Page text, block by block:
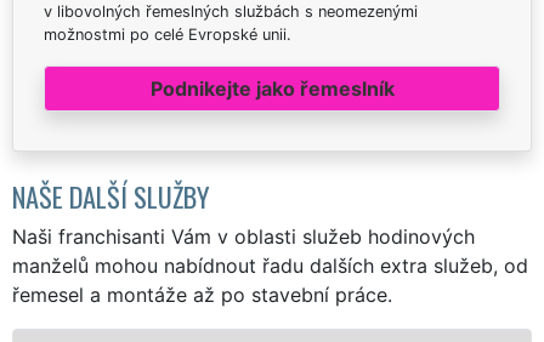
v libovolných řemeslných službách s neomezenými
možnostmi po celé Evropské unii.
Podnikejte jako řemeslník
NAŠE DALŠÍ SLUŽBY
Naši franchisanti Vám v oblasti služeb hodinových
manželů mohou nabídnout řadu dalších extra služeb, od
řemesel a montáže až po stavební práce.